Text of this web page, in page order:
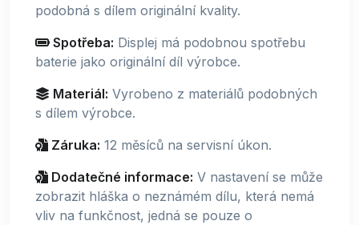
podobná s dílem originální kvality.
Spotřeba: Displej má podobnou spotřebu
baterie jako originální díl výrobce.
Materiál: Vyrobeno z materiálů podobných
s dílem výrobce.
Záruka: 12 měsíců na servisní úkon.
Dodatečné informace: V nastavení se může
zobrazit hláška o neznámém dílu, která nemá
vliv na funkčnost, jedná se pouze o